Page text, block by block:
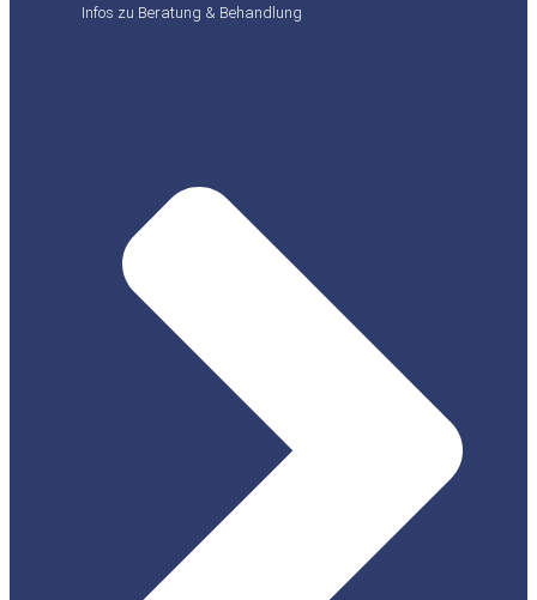
Infos zu Beratung & Behandlung